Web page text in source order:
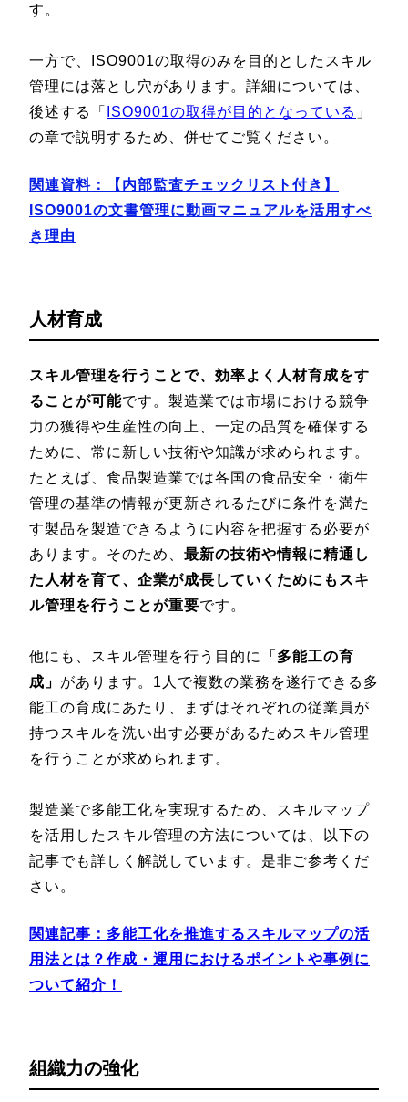
す。
一方で、ISO9001の取得のみを目的としたスキル
管理には落とし穴があります。詳細については、
後述する「
ISO9001の取得が目的となっている 」
の章で説明するため、併せてご覧ください。
関連資料：【内部監査チェックリスト付き】
ISO9001の文書管理に動画マニュアルを活用すべ
き理由
人材育成
スキル管理を行うことで、効率よく人材育成をす
ることが可能です。製造業では市場における競争
力の獲得や生産性の向上、一定の品質を確保する
ために、常に新しい技術や知識が求められます。
たとえば、食品製造業では各国の食品安全・衛生
管理の基準の情報が更新されるたびに条件を満た
す製品を製造できるように内容を把握する必要が
あります。そのため、 最新の技術や情報に精通し
た人材を育て、企業が成長していくためにもスキ
ル管理を行うことが重要です。
他にも、スキル管理を行う目的に
「多能工の育
成」 があります。1人で複数の業務を遂行できる多
能工の育成にあたり、まずはそれぞれの従業員が
持つスキルを洗い出す必要があるためスキル管理
を行うことが求められます。
製造業で多能工化を実現するため、スキルマップ
を活用したスキル管理の方法については、以下の
記事でも詳しく解説しています。是非ご参考くだ
さい。
関連記事：多能工化を推進するスキルマップの活
用法とは？作成・運用におけるポイントや事例に
ついて紹介！
組織力の強化